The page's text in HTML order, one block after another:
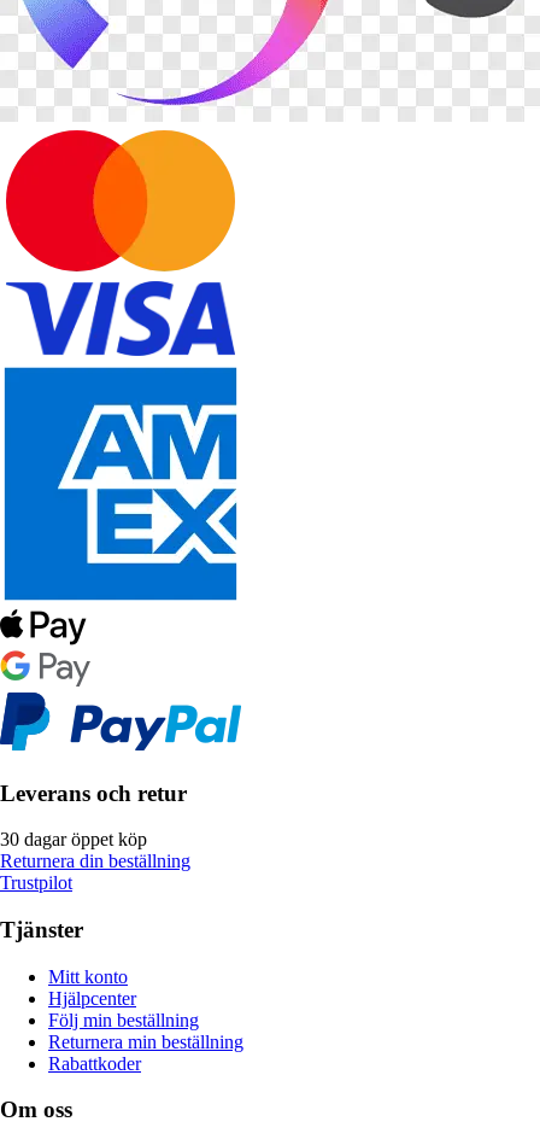
Leverans och retur
30 dagar öppet köp
Returnera din beställning
Trustpilot
Tjänster
Mitt konto
Hjälpcenter
Följ min beställning
Returnera min beställning
Rabattkoder
Om oss